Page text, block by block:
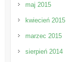
maj 2015
kwiecień 2015
marzec 2015
sierpień 2014